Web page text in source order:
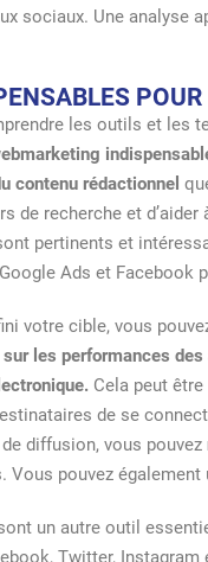
sociaux. Une
les outils et les
contenu rédactionnel
de recherche et d’aider
pertinents et
Ads et Facebook
votre cible, vous
les performances des
Cela peut
de se
diffusion, vous pouvez
Vous pouvez
un autre outil
Twitter,